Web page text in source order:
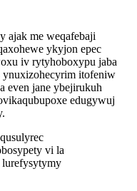
ajak me weqafebaji
ykyjon epec
iv rytyhoboxypu jaba
ynuxizohecyrim itofeniw
even jane ybejirukuh
edugywuj
vi la